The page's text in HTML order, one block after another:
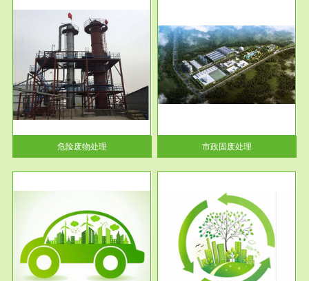
危险废物处理
服务范围
市政固废处理
蔚蓝生态环境科技所从事的市政
废物处理业务包括市政废物的处
理处...
市政固废处理
服务范围
工作场所职业危害现状评价
【现状评价意义】：具体因素---